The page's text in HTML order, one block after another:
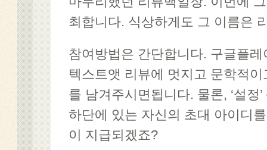
최합니다. 식상하게도 그 이름은
참여방법은 간단합니다. 구글플
텍스트앳 리뷰에 멋지고 문학적
를 남겨주시면됩니다. 물론, ‘설정’
하단에 있는 자신의 초대 아이디
이 지급되겠죠?